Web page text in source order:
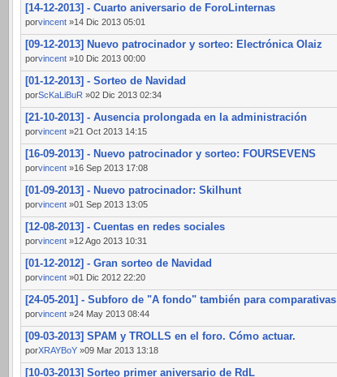
[14-12-2013] - Cuarto aniversario de ForoLinternas
porvincent »14 Dic 2013 05:01
[09-12-2013] Nuevo patrocinador y sorteo: Electrónica Olaiz
porvincent »10 Dic 2013 00:00
[01-12-2013] - Sorteo de Navidad
porScKaLiBuR »02 Dic 2013 02:34
[21-10-2013] - Ausencia prolongada en la administración
porvincent »21 Oct 2013 14:15
[16-09-2013] - Nuevo patrocinador y sorteo: FOURSEVENS
porvincent »16 Sep 2013 17:08
[01-09-2013] - Nuevo patrocinador: Skilhunt
porvincent »01 Sep 2013 13:05
[12-08-2013] - Cuentas en redes sociales
porvincent »12 Ago 2013 10:31
[01-12-2012] - Gran sorteo de Navidad
porvincent »01 Dic 2012 22:20
[24-05-201] - Subforo de "A fondo" también para comparativas
porvincent »24 May 2013 08:44
[09-03-2013] SPAM y TROLLS en el foro. Cómo actuar.
porXRAYBoY »09 Mar 2013 13:18
[10-03-2013] Sorteo primer aniversario de RdL